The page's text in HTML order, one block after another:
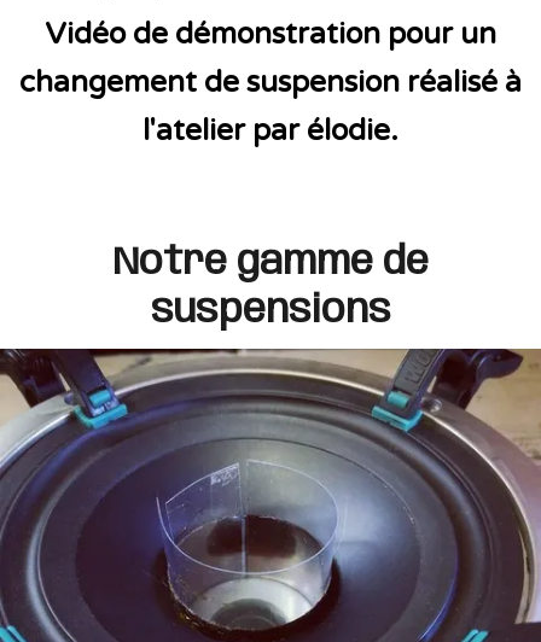
Vidéo de démonstration pour un
changement de suspension réalisé à
l'atelier par élodie.
Notre gamme de
suspensions